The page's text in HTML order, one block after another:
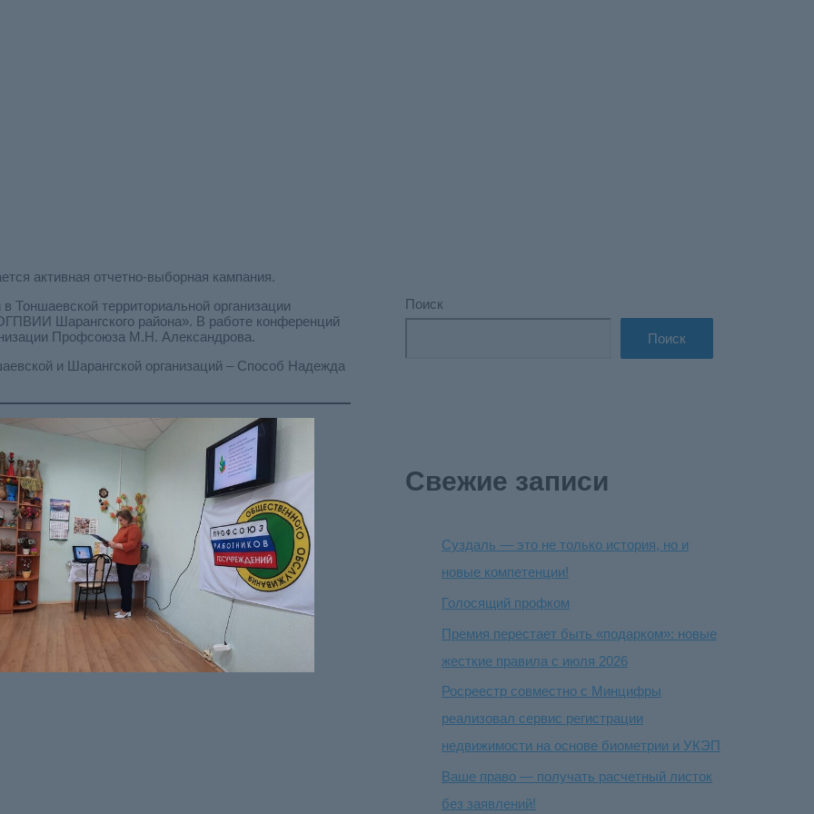
активная отчетно-выборная кампания.
Тоншаевской территориальной организации
Шарангского района». В работе конференций
Профсоюза М.Н. Александрова.
и Шарангской организаций – Способ Надежда
Поиск
Поиск
Свежие записи
Суздаль — это не только история, но и
новые компетенции!
Голосящий профком
Премия перестает быть «подарком»: новые
жесткие правила с июля 2026
Росреестр совместно с Минцифры
реализовал сервис регистрации
недвижимости на основе биометрии и УКЭП
Ваше право — получать расчетный листок
без заявлений!